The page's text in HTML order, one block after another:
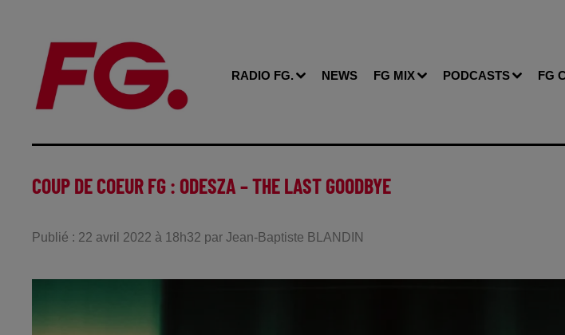
RADIO FG. NEWS FG MIX PODCASTS FG
COUP DE COEUR FG : ODESZA – THE LAST GOODBYE
Publié : 22 avril 2022 à 18h32 par Jean-Baptiste BLANDIN